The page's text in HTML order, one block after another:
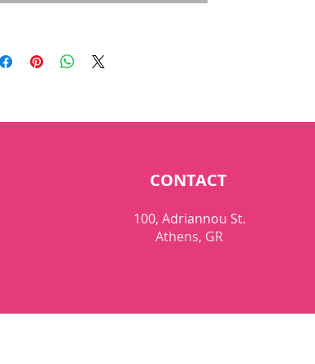
CONTACT
100, Adriannou St.
Athens, GR